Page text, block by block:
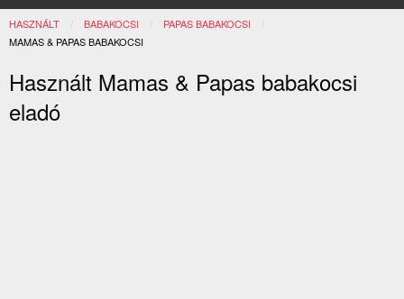
HASZNÁLT BABAKOCSI
PAPAS BABAKOCSI
JELENLEGI:
MAMAS & PAPAS BABAKOCSI
Használt Mamas & Papas babakocsi
eladó